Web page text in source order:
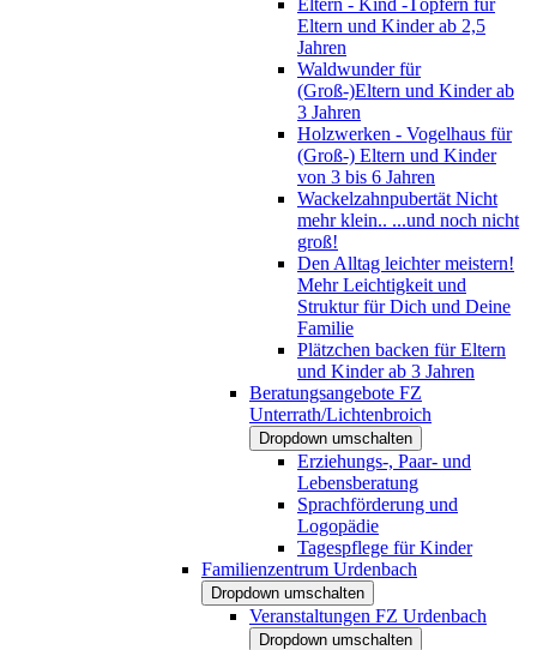
Eltern und Kinder ab 2,5
Jahren
Waldwunder für
(Groß-)Eltern und Kinder ab
3 Jahren
Holzwerken - Vogelhaus für
(Groß-) Eltern und Kinder
von 3 bis 6 Jahren
Wackelzahnpubertät Nicht
mehr klein.. ...und noch nicht
groß!
Den Alltag leichter meistern!
Mehr Leichtigkeit und
Struktur für Dich und Deine
Familie
Plätzchen backen für Eltern
und Kinder ab 3 Jahren
Beratungsangebote FZ
Unterrath/Lichtenbroich
Dropdown umschalten
Erziehungs-, Paar- und
Lebensberatung
Sprachförderung und
Logopädie
Tagespflege für Kinder
Familienzentrum Urdenbach
Dropdown umschalten
Veranstaltungen FZ Urdenbach
Dropdown umschalten